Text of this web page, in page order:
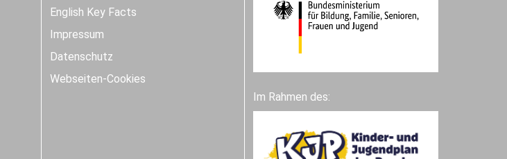
English Key Facts
Impressum
Datenschutz
Webseiten-Cookies
Im Rahmen des: